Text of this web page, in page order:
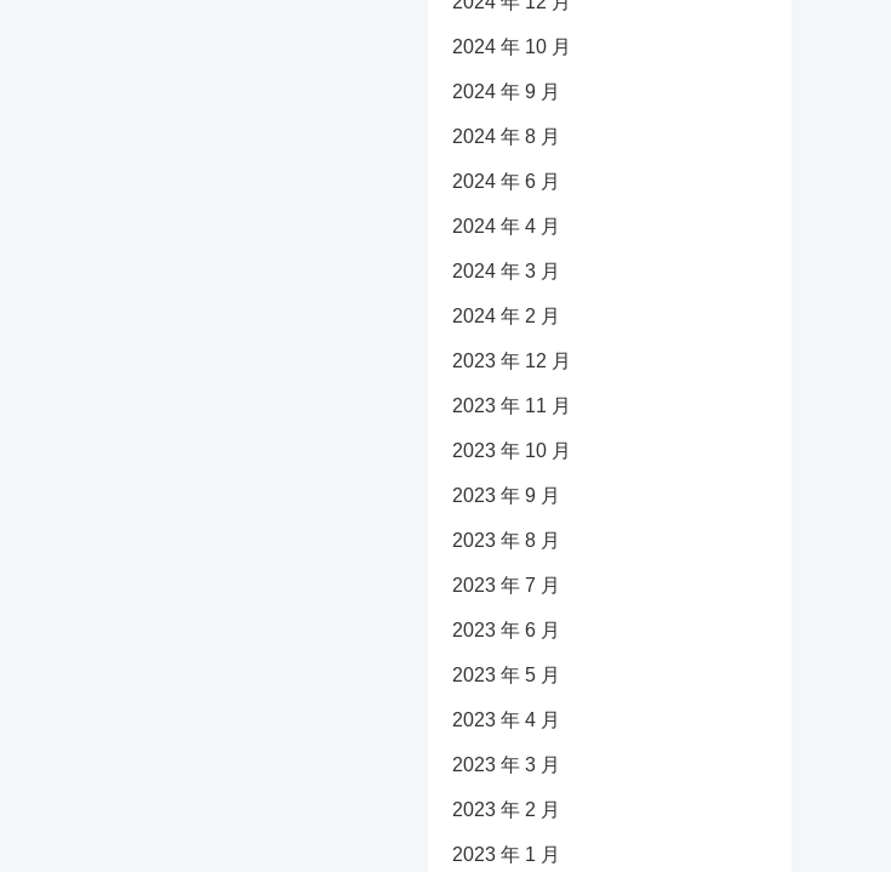
2024 年 10 月
2024 年 9 月
2024 年 8 月
2024 年 6 月
2024 年 4 月
2024 年 3 月
2024 年 2 月
2023 年 12 月
2023 年 11 月
2023 年 10 月
2023 年 9 月
2023 年 8 月
2023 年 7 月
2023 年 6 月
2023 年 5 月
2023 年 4 月
2023 年 3 月
2023 年 2 月
2023 年 1 月